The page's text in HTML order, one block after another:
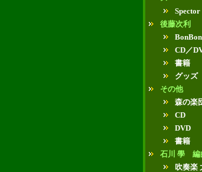
Spector
後藤次利
CD／
書籍
グッズ
その他
森の楽
CD
DVD
書籍
石川 學 編
吹奏楽